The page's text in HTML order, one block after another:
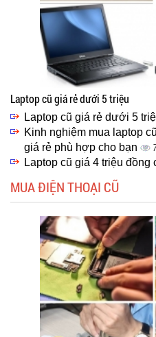
Laptop cũ giá rẻ dưới 5 triệu
Laptop cũ giá rẻ dưới 5
Kinh nghiệm mua laptop
giá rẻ phù hợp cho bạn
Laptop cũ giá 4 triệu
MUA ĐIỆN THOẠI CŨ